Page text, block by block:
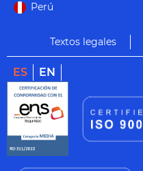
Perú
Textos legales
ES EN